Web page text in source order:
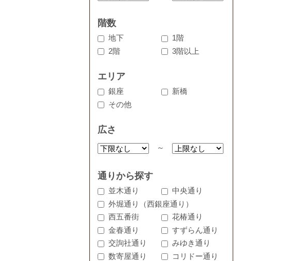
階数
地下
1階
2階
3階以上
エリア
銀座
新橋
その他
広さ
～
通りから探す
並木通り
中央通り
外堀通り（西銀座通り）
西五番街
花椿通り
金春通り
すずらん通り
交詢社通り
みゆき通り
数寄屋通り
コリドー通り